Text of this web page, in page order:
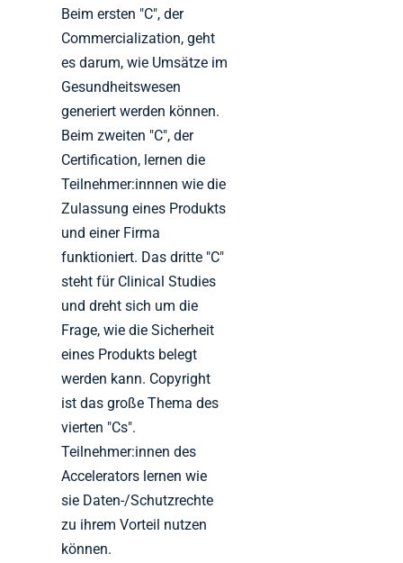
Beim ersten "C", der
Commercialization, geht
es darum, wie Umsätze im
Gesundheitswesen
generiert werden können.
Beim zweiten "C", der
Certification, lernen die
Teilnehmer:innnen wie die
Zulassung eines Produkts
und einer Firma
funktioniert. Das dritte "C"
steht für Clinical Studies
und dreht sich um die
Frage, wie die Sicherheit
eines Produkts belegt
werden kann. Copyright
ist das große Thema des
vierten "Cs".
Teilnehmer:innen des
Accelerators lernen wie
sie Daten-/Schutzrechte
zu ihrem Vorteil nutzen
können.